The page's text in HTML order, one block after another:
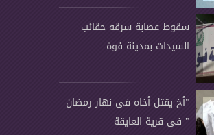
سقوط عصابة سرقه حقائب
السيدات بمدينة فوة
"أخ يقتل أخاه فى نهار رمضان
" فى قرية العايقة